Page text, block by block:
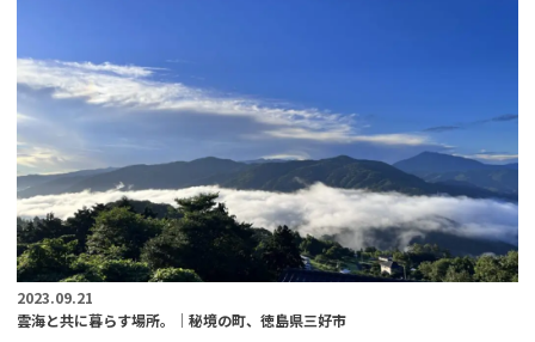
2023.09.21
雲海と共に暮らす場所。│秘境の町、徳島県三好市